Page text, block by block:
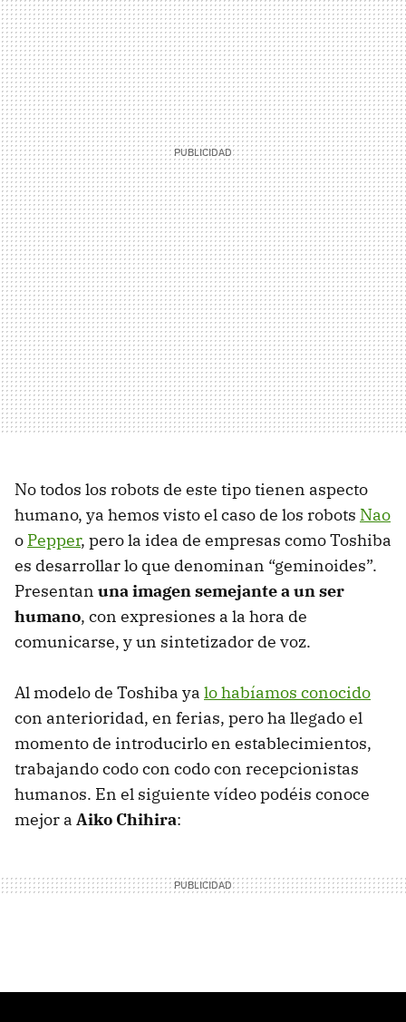
No todos los robots de este tipo tienen aspecto
humano, ya hemos visto el caso de los robots Nao
o Pepper, pero la idea de empresas como Toshiba
es desarrollar lo que denominan “geminoides”.
Presentan una imagen semejante a un ser
humano, con expresiones a la hora de
comunicarse, y un sintetizador de voz.
Al modelo de Toshiba ya lo habíamos conocido
con anterioridad, en ferias, pero ha llegado el
momento de introducirlo en establecimientos,
trabajando codo con codo con recepcionistas
humanos. En el siguiente vídeo podéis conoce
mejor a Aiko Chihira: